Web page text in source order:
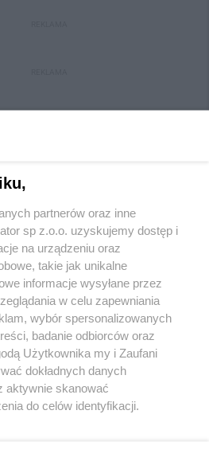
regulamin korzystania z portali
Skontakuj sięz nami
Kontakt
Wydawca
Redakcja
partnerów oraz inne
sp z.o.o. uzyskujemy dostęp i
na urządzeniu oraz
takie jak unikalne
informacje wysyłane przez
w celu zapewniania
wybór spersonalizowanych
badanie odbiorców oraz
Użytkownika my i Zaufani
dokładnych danych
aktywnie skanować
do celów identyfikacji.